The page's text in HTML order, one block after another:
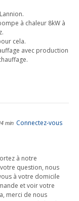
à chaleur 8kW à
cela.
avec production
min Connectez-vous
à notre
question, nous
à votre domicile
et voir votre
merci de nous